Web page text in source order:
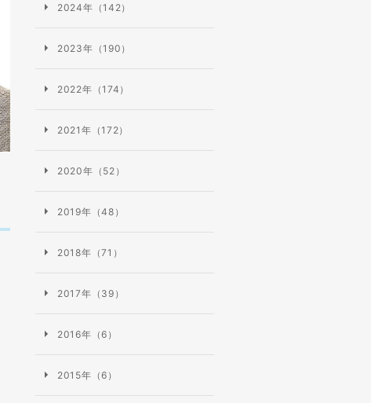
2024年（142）
2023年（190）
2022年（174）
2021年（172）
2020年（52）
2019年（48）
2018年（71）
2017年（39）
2016年（6）
2015年（6）